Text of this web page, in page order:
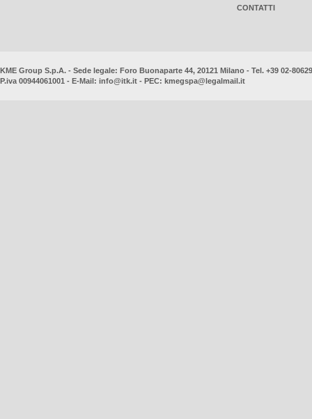
CONTATTI
KME Group S.p.A. - Sede legale: Foro Buonaparte 44, 20121 Milano - Tel. +39 02-
P.iva 00944061001 - E-Mail: info@itk.it - PEC: kmegspa@legalmail.it